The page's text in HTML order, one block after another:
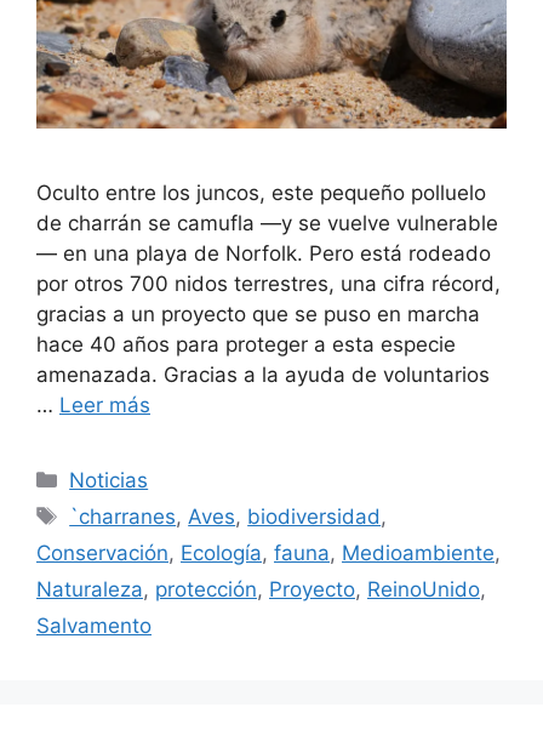
Oculto entre los juncos, este pequeño polluelo
de charrán se camufla —y se vuelve vulnerable
— en una playa de Norfolk. Pero está rodeado
por otros 700 nidos terrestres, una cifra récord,
gracias a un proyecto que se puso en marcha
hace 40 años para proteger a esta especie
amenazada. Gracias a la ayuda de voluntarios
… Leer más
Categorías
Noticias
Etiquetas
`charranes,Aves, biodiversidad,
Conservación, Ecología, fauna, Medioambiente,
Naturaleza, protección, Proyecto, ReinoUnido,
Salvamento